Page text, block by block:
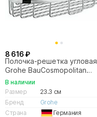
8 616 ₽
Полочка-решетка угловая
Grohe BauCosmopolitan
40663001
В наличии
Размер
23.3 см
Бренд
Grohe
Страна
Германия